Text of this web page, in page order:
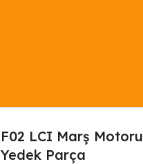
F02 LCI Marş Motoru
Yedek Parça